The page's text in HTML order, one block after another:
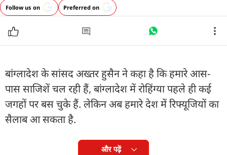
Follow us on Preferred on
बांग्लादेश के सांसद अख्तर हुसैन ने कहा है कि हमारे आस-
पास साजिशें चल रही हैं, बांग्लादेश में रोहिंग्या पहले ही कई
जगहों पर बस चुके हैं. लेकिन अब हमारे देश में रिफ्यूजियों का
सैलाब आ सकता है.
और पढ़ें